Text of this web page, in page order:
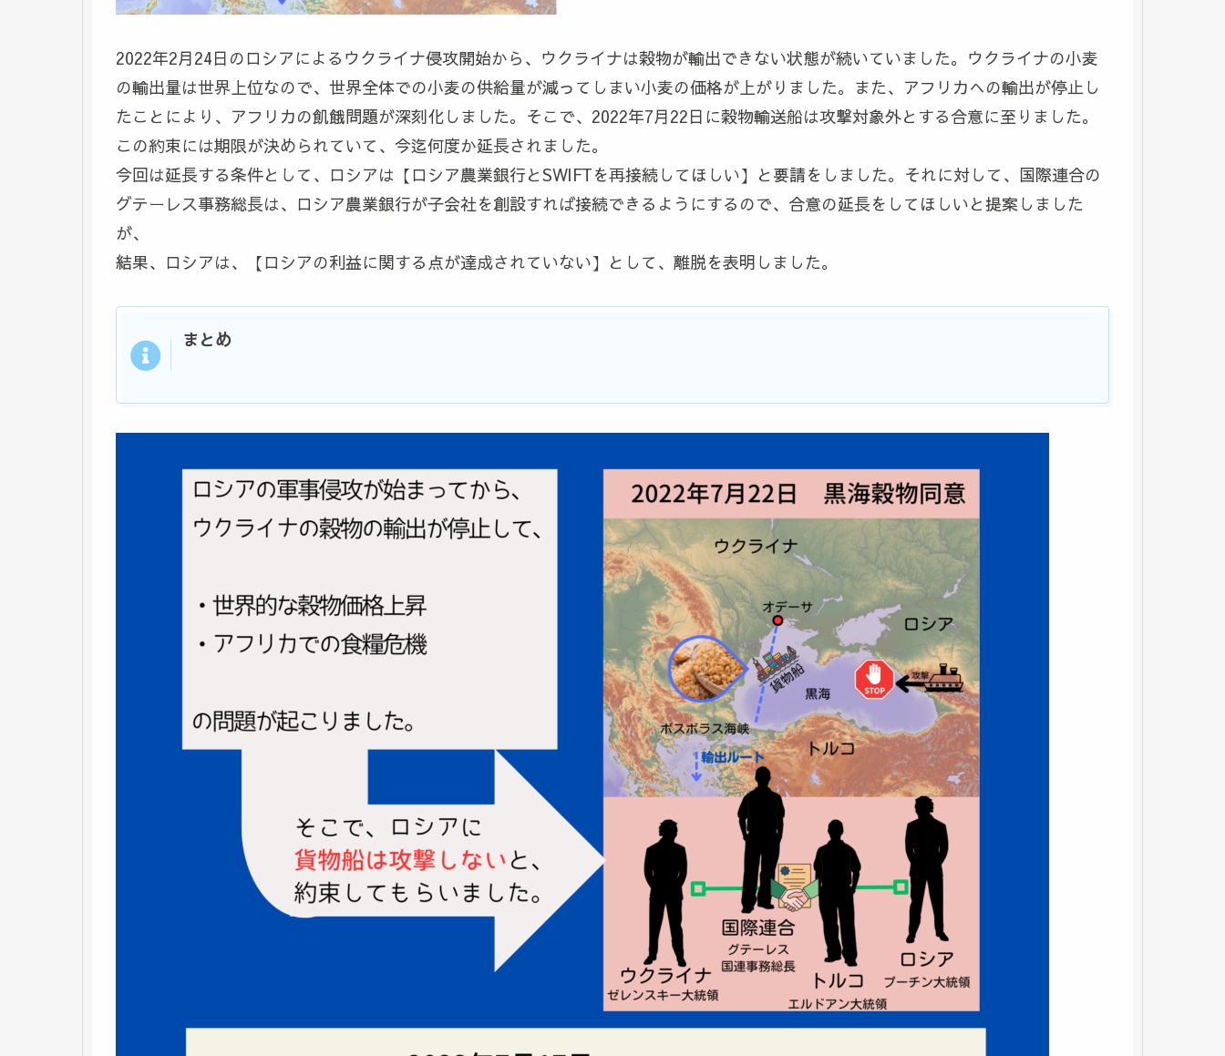
2022年2月24日のロシアによるウクライナ侵攻開始から、ウクライナは穀物が輸出できない状態が続いていました。ウクライナの小麦
の輸出量は世界上位なので、世界全体での小麦の供給量が減ってしまい小麦の価格が上がりました。また、アフリカへの輸出が停止し
たことにより、アフリカの飢餓問題が深刻化しました。そこで、2022年7月22日に穀物輸送船は攻撃対象外とする合意に至りました。
この約束には期限が決められていて、今迄何度か延長されました。
今回は延長する条件として、ロシアは【ロシア農業銀行とSWIFTを再接続してほしい】と要請をしました。それに対して、国際連合の
グテーレス事務総長は、ロシア農業銀行が子会社を創設すれば接続できるようにするので、合意の延長をしてほしいと提案しました
が、
結果、ロシアは、【ロシアの利益に関する点が達成されていない】として、離脱を表明しました。
まとめ